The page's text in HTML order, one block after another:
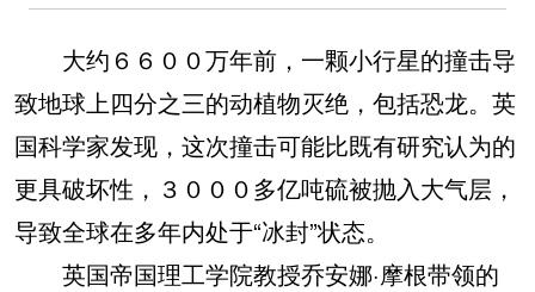
大约６６００万年前，一颗小行星的撞击导
致地球上四分之三的动植物灭绝，包括恐龙。英
国科学家发现，这次撞击可能比既有研究认为的
更具破坏性，３０００多亿吨硫被抛入大气层，
导致全球在多年内处于“冰封”状态。
英国帝国理工学院教授乔安娜·摩根带领的